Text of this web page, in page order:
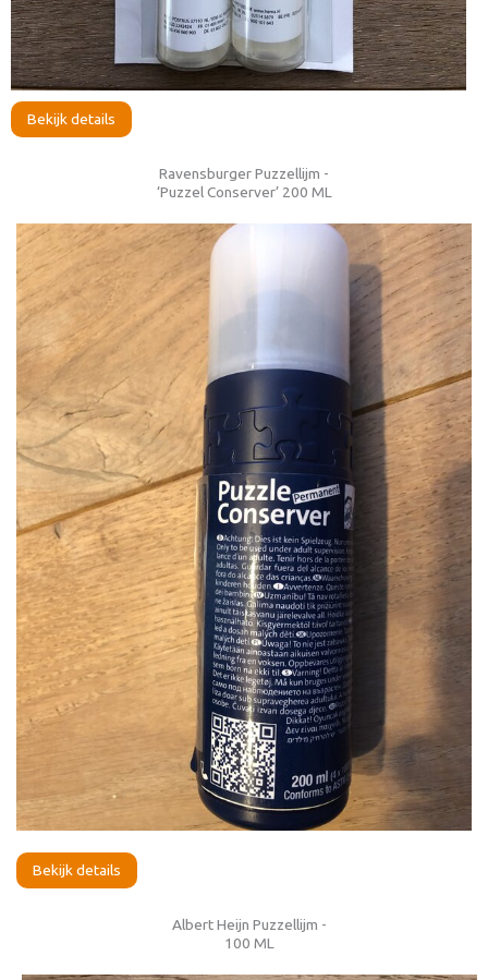
Bekijk details
Ravensburger Puzzellijm -
‘Puzzel Conserver’ 200 ML
Bekijk details
Albert Heijn Puzzellijm -
100 ML